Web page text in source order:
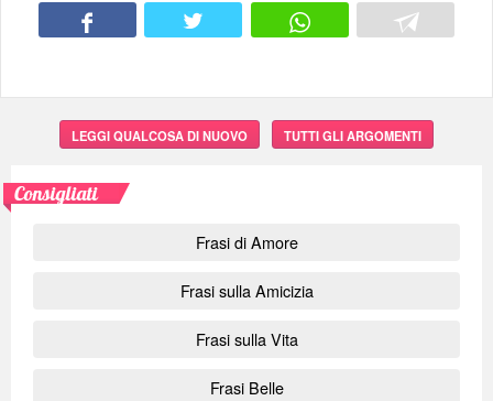
LEGGI QUALCOSA DI NUOVO TUTTI GLI ARGOMENTI
Consigliati
Frasi di Amore
Frasi sulla Amicizia
Frasi sulla Vita
Frasi Belle